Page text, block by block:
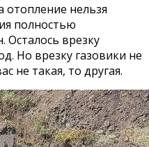
отопление нельзя
полностью
Осталось врезку
Но врезку газовики не
не такая, то другая.